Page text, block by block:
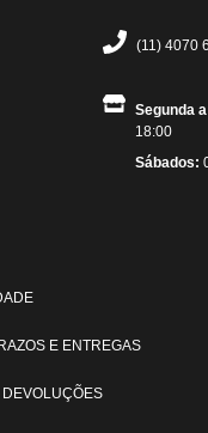
(11) 4070
Segunda
18:00
Sábados:
E ENTREGAS